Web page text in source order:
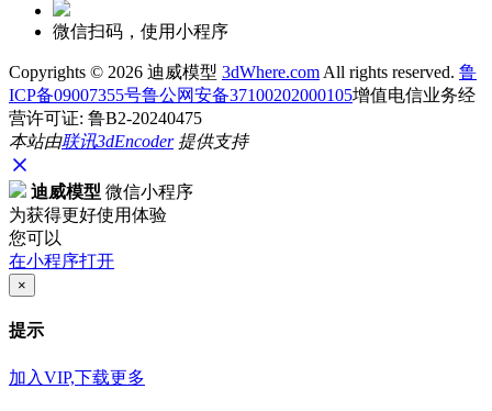
微信扫码，使用小程序
Copyrights © 2026 迪威模型 3dWhere.com All rights reserved. 鲁
ICP备09007355号鲁公网安备37100202000105增值电信业务经
营许可证: 鲁B2-20240475
本站由联讯3dEncoder提供支持
迪威模型 微信小程序
为获得更好使用体验
您可以
在小程序打开
×
提示
加入VIP,下载更多